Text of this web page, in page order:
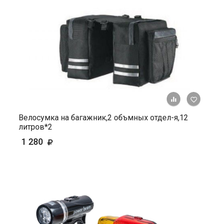
+ К
Велосумка на багажник,2 объмных отдел-я,12
литров*2
1 280